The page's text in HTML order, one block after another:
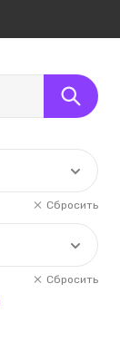
Сбросить
Сбросить